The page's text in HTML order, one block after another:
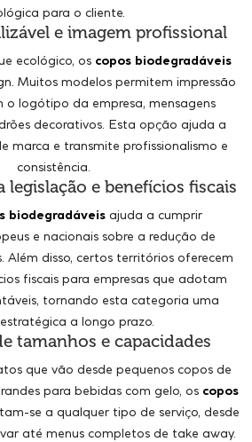
para o cliente.
e imagem profissional
ecológico, os copos biodegradáveis
Muitos modelos permitem impressão
o logótipo da empresa, mensagens
decorativos. Esta opção ajuda a
marca e transmite profissionalismo e
consistência.
e benefícios fiscais
biodegradáveis ajuda a cumprir
e nacionais sobre a redução de
Além disso, certos territórios oferecem
fiscais para empresas que adotam
tornando esta categoria uma
a longo prazo.
tamanhos e capacidades
que vão desde pequenos copos de
para bebidas com gelo, os copos
se a qualquer tipo de serviço, desde
até menus completos de take away.